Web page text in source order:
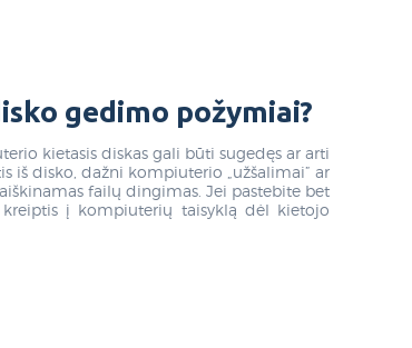
gedimo požymiai?
kietasis diskas gali būti sugedęs ar arti
iš disko, dažni kompiuterio „užšalimai” ar
failų dingimas. Jei pastebite bet
į kompiuterių taisyklą dėl kietojo